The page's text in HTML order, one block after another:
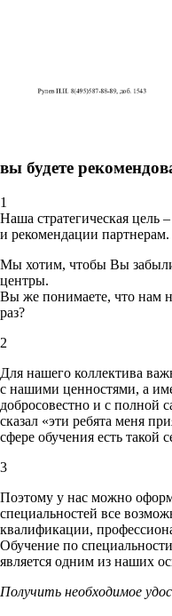
вы будете
1
Наша стратегическая
и рекомендации партнерам.
Мы хотим, чтобы Вы
центры.
Вы же понимаете, что нам
раз?
2
Для нашего коллектива
с нашими ценностями, а
добросовестно и с полной
сказал «эти ребята меня
сфере обучения есть такой
3
Поэтому у нас можно
специальностей все
квалификации,
Обучение по
является одним из наших
Получить необходимое